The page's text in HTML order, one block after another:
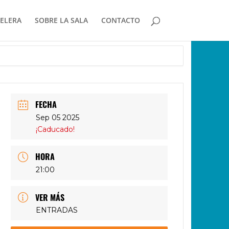
SOBRE LA SALA CONTACTO
FECHA
Sep 05 2025
¡Caducado!
HORA
21:00
VER MÁS
ENTRADAS